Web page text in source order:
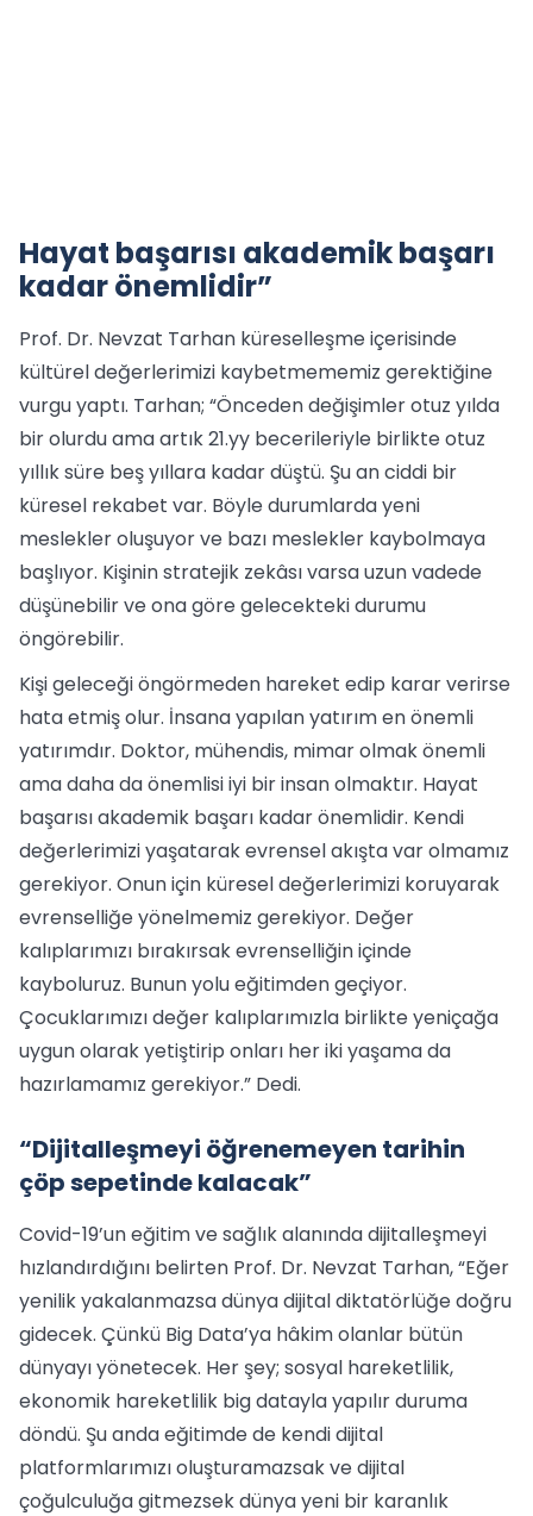
Hayat başarısı akademik başarı
kadar önemlidir”
Prof. Dr. Nevzat Tarhan küreselleşme içerisinde
kültürel değerlerimizi kaybetmememiz gerektiğine
vurgu yaptı. Tarhan; “Önceden değişimler otuz yılda
bir olurdu ama artık 21.yy becerileriyle birlikte otuz
yıllık süre beş yıllara kadar düştü. Şu an ciddi bir
küresel rekabet var. Böyle durumlarda yeni
meslekler oluşuyor ve bazı meslekler kaybolmaya
başlıyor. Kişinin stratejik zekâsı varsa uzun vadede
düşünebilir ve ona göre gelecekteki durumu
öngörebilir.
Kişi geleceği öngörmeden hareket edip karar verirse
hata etmiş olur. İnsana yapılan yatırım en önemli
yatırımdır. Doktor, mühendis, mimar olmak önemli
ama daha da önemlisi iyi bir insan olmaktır. Hayat
başarısı akademik başarı kadar önemlidir. Kendi
değerlerimizi yaşatarak evrensel akışta var olmamız
gerekiyor. Onun için küresel değerlerimizi koruyarak
evrenselliğe yönelmemiz gerekiyor. Değer
kalıplarımızı bırakırsak evrenselliğin içinde
kayboluruz. Bunun yolu eğitimden geçiyor.
Çocuklarımızı değer kalıplarımızla birlikte yeniçağa
uygun olarak yetiştirip onları her iki yaşama da
hazırlamamız gerekiyor.” Dedi.
“Dijitalleşmeyi öğrenemeyen tarihin
çöp sepetinde kalacak”
Covid-19’un eğitim ve sağlık alanında dijitalleşmeyi
hızlandırdığını belirten Prof. Dr. Nevzat Tarhan, “Eğer
yenilik yakalanmazsa dünya dijital diktatörlüğe doğru
gidecek. Çünkü Big Data’ya hâkim olanlar bütün
dünyayı yönetecek. Her şey; sosyal hareketlilik,
ekonomik hareketlilik big datayla yapılır duruma
döndü. Şu anda eğitimde de kendi dijital
platformlarımızı oluşturamazsak ve dijital
çoğulculuğa gitmezsek dünya yeni bir karanlık